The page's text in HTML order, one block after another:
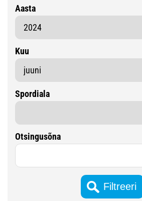
Aasta
Kuu
Spordiala
Otsingusõna